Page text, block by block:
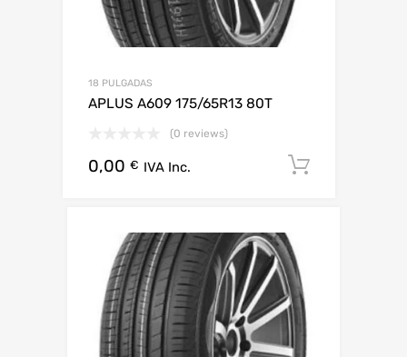
18 PULGADAS
APLUS A609 175/65R13 80T
(0 reviews)
0,00 € IVA Inc.